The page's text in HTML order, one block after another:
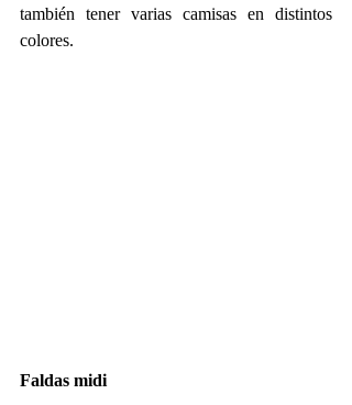
también tener varias camisas en distintos
colores.
Faldas midi